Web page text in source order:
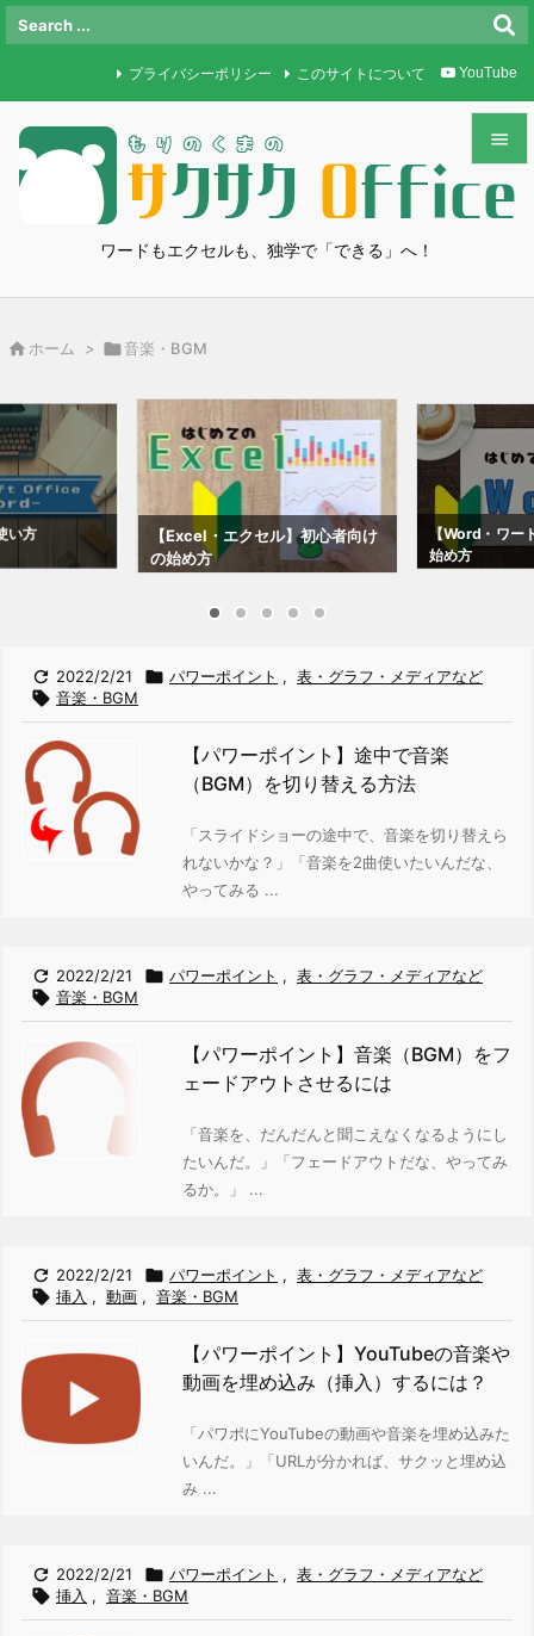
ワードもエクセルも、独学で「できる」へ！


メニュ

検索
プライバシーポリシー このサイトについて YouTube
 ホーム > 音楽・BGM
い方
【Excel・エクセル】初心者向け
の始め方
【Word・ワー
始め方
 2022/2/21  パワーポイント , 表・グラフ・メディアなど
 音楽・BGM
【パワーポイント】途中で音楽
（BGM）を切り替える方法
「スライドショーの途中で、音楽を切り替えら
れないかな？」
「音楽を2曲使いたいんだな、
やってみる ...
 2022/2/21  パワーポイント , 表・グラフ・メディアなど
 音楽・BGM
【パワーポイント】音楽（BGM）をフ
ェードアウトさせるには
「音楽を、だんだんと聞こえなくなるようにし
たいんだ。」
「フェードアウトだな、やってみ
るか。」 ...
 2022/2/21  パワーポイント , 表・グラフ・メディアなど
 挿入 , 動画 , 音楽・BGM
【パワーポイント】YouTubeの音楽や
動画を埋め込み（挿入）するには？
「パワポにYouTubeの動画や音楽を埋め込みた
いんだ。」
「URLが分かれば、サクッと埋め込
み ...
 2022/2/21  パワーポイント , 表・グラフ・メディアなど
 挿入 , 音楽・BGM